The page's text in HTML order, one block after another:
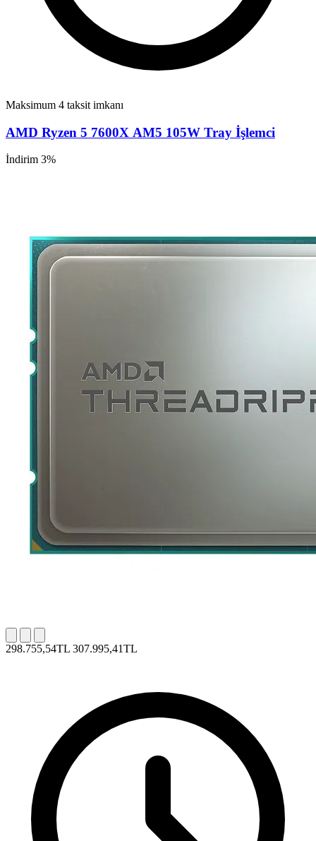
Maksimum 4 taksit imkanı
AMD Ryzen 5 7600X AM5 105W Tray İşlemci
İndirim 3%
298.755,54TL 307.995,41TL